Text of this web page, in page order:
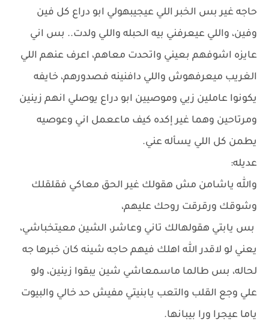
حاجه غير بس الخبر اللي عيجيبهولي ابو دراع كل فين
وفين، واللي عيعرفني بيه الحبله واللي ولدت.. بس اني
عايزه اشوفهم بعيني واتحدت معاهم، اعرف عنهم اللي
الغريب ميعرفهوش واللي دافنينه فصدورهم، خايفه
يكونوا عاملين زيي وموصيين ابو دراع يوصلي انهم زينين
ومرتاحين وهما غير إكده كيف ماععمل اني وعوصيه
يطمن كل اللي يسأله عني.
عديله:
والله ياشامن مش هقولك غير الحق معاكي فقلقلك
وشوقك ورقرقت روحك عليهم،
بس يابتي هقولهالك تاني وعاشر، الشين معيتخباشي،
يعني لو لاقدر الله اهلك فيهم حاجه شينه كان خبرها جه
لحاله، بس طالما ماسمعاشي شين يبقوا زينين، ولو
علي وجع القلب والتعب يابنيتي مفيش حد خالي والبيوت
ياما عيجرا ورا بيبانها.